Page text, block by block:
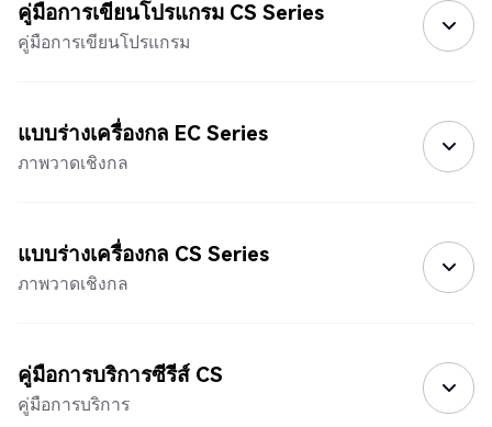
คู่มือการเขียนโปรแกรม CS Series
คู่มือการเขียนโปรแกรม
แบบร่างเครื่องกล EC Series
ภาพวาดเชิงกล
แบบร่างเครื่องกล CS Series
ภาพวาดเชิงกล
คู่มือการบริการซีรีส์ CS
คู่มือการบริการ